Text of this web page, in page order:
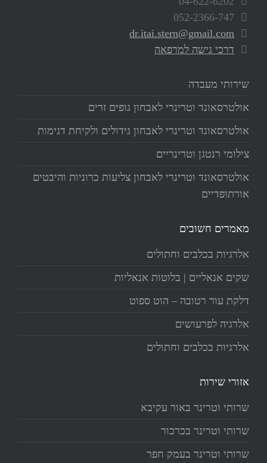
052-2366-747
dr.itai.stern@gmail.com
דרכי גישה למרפאה
שירותי מעבדה
אולטרסאונד וטרינרי לאבחון גופים זרים
אולטרסאונד וטרינרי לאבחון גידולים ולקיחת דגימות
צילומי רנטגן וטרינריים
אולטרסאונד וטרינרי לאבחון צליעות כרוניות והיבטים
אורתופדיים
מאמרים חשובים
אלרגיות בכלבים וחתולים
שקים אנאליים | בלוטות אנאליות
דלקת עור רטובה – הוט ספוט
אלרגיה לפרעושים
אלרגיות בכלבים וחתולים
אזורי שירות
שרותי וטרינר באור עקיבא
שרותי וטרינר בכרכור
שרותי וטרינר בעמק חפר